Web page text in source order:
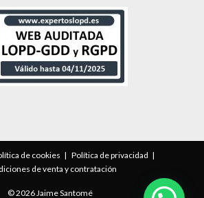
de cookies
Política de privacidad
de venta y contratación
© 2026 Jaime Santomé